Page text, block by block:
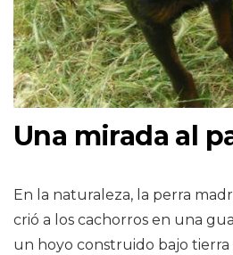
Una mirada al
En la naturaleza, la perra
crió a los cachorros en una
un hoyo construido bajo